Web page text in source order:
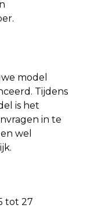
model
Tijdens
is het
in te
wel
tot 27